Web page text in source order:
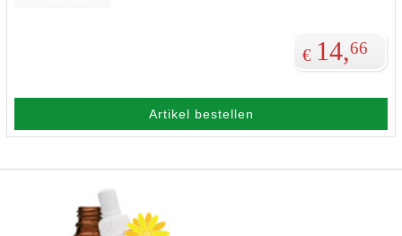
€ 14,66
Artikel bestellen